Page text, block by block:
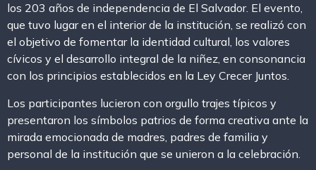
los 203 años de independencia de El Salvador. El evento,
que tuvo lugar en el interior de la institución, se realizó con
el objetivo de fomentar la identidad cultural, los valores
cívicos y el desarrollo integral de la niñez, en consonancia
con los principios establecidos en la Ley Crecer Juntos.
Los participantes lucieron con orgullo trajes típicos y
presentaron los símbolos patrios de forma creativa ante la
mirada emocionada de madres, padres de familia y
personal de la institución que se unieron a la celebración.